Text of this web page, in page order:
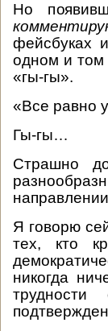
Но
фейсбуках
одном и том
«гы-гы».
«Все равно
Гы-гы…
Страшно
Я говорю
тех, кто
никогда